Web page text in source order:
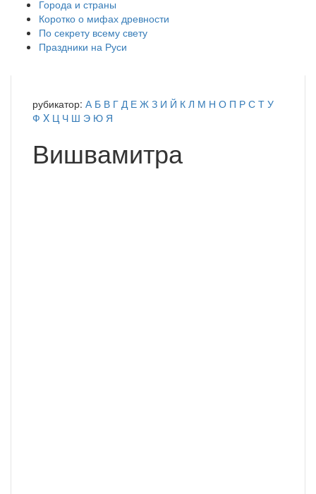
Города и страны
Коротко о мифах древности
По секрету всему свету
Праздники на Руси
рубикатор: А Б В Г Д Е Ж З И Й К Л М Н О П Р С Т У
Ф X Ц Ч Ш Э Ю Я
Вишвамитра